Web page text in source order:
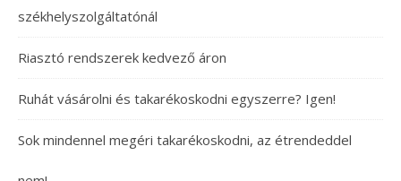
székhelyszolgáltatónál
Riasztó rendszerek kedvező áron
Ruhát vásárolni és takarékoskodni egyszerre? Igen!
Sok mindennel megéri takarékoskodni, az étrendeddel